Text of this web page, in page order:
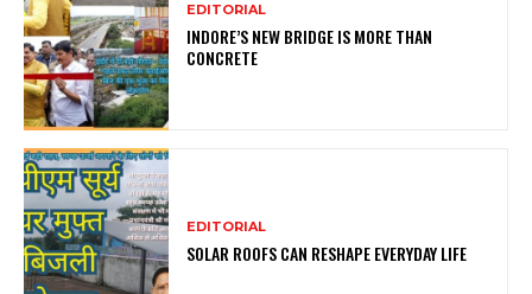
EDITORIAL
INDORE’S NEW BRIDGE IS MORE THAN
CONCRETE
EDITORIAL
SOLAR ROOFS CAN RESHAPE EVERYDAY LIFE